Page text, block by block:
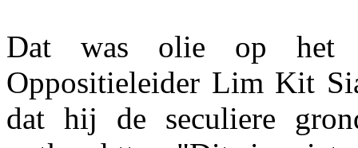
Dat was olie op het
Oppositieleider Lim Kit
dat hij de seculiere